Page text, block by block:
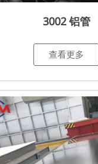
3002 铝管
查看更多